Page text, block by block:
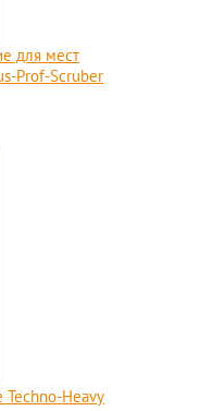
для мест
Prof-Scruber
Heavy